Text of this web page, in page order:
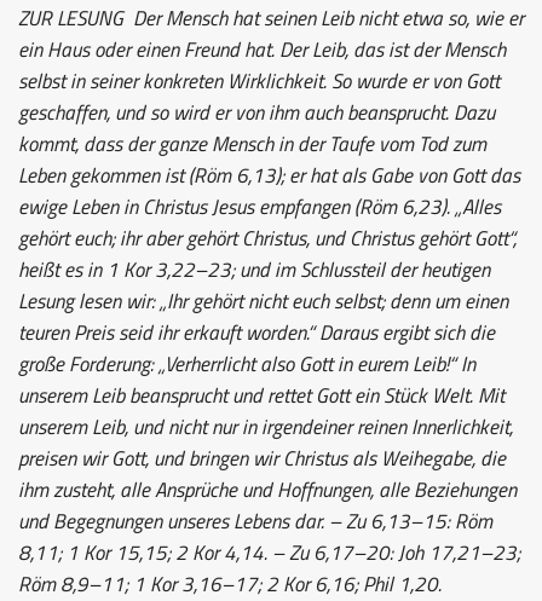
ZUR LESUNGDer Mensch hat seinen Leib nicht etwa so, wie er
ein Haus oder einen Freund hat. Der Leib, das ist der Mensch
selbst in seiner konkreten Wirklichkeit. So wurde er von Gott
geschaffen, und so wird er von ihm auch beansprucht. Dazu
kommt, dass der ganze Mensch in der Taufe vom Tod zum
Leben gekommen ist (Röm 6,13); er hat als Gabe von Gott das
ewige Leben in Christus Jesus empfangen (Röm 6,23). „Alles
gehört euch; ihr aber gehört Christus, und Christus gehört Gott“,
heißt es in 1 Kor 3,22–23; und im Schlussteil der heutigen
Lesung lesen wir: „Ihr gehört nicht euch selbst; denn um einen
teuren Preis seid ihr erkauft worden.“ Daraus ergibt sich die
große Forderung: „Verherrlicht also Gott in eurem Leib!“ In
unserem Leib beansprucht und rettet Gott ein Stück Welt. Mit
unserem Leib, und nicht nur in irgendeiner reinen Innerlichkeit,
preisen wir Gott, und bringen wir Christus als Weihegabe, die
ihm zusteht, alle Ansprüche und Hoffnungen, alle Beziehungen
und Begegnungen unseres Lebens dar. – Zu 6,13–15: Röm
8,11; 1 Kor 15,15; 2 Kor 4,14. – Zu 6,17–20: Joh 17,21–23;
Röm 8,9–11; 1 Kor 3,16–17; 2 Kor 6,16; Phil 1,20.